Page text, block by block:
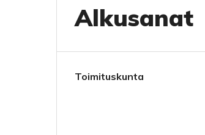
Alkusanat
Toimituskunta